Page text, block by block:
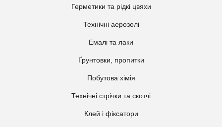
Герметики та рідкі цвяхи
Технічні аерозолі
Емалі та лаки
Ґрунтовки, пропитки
Побутова хімія
Технічні стрічки та скотчі
Клей і фіксатори